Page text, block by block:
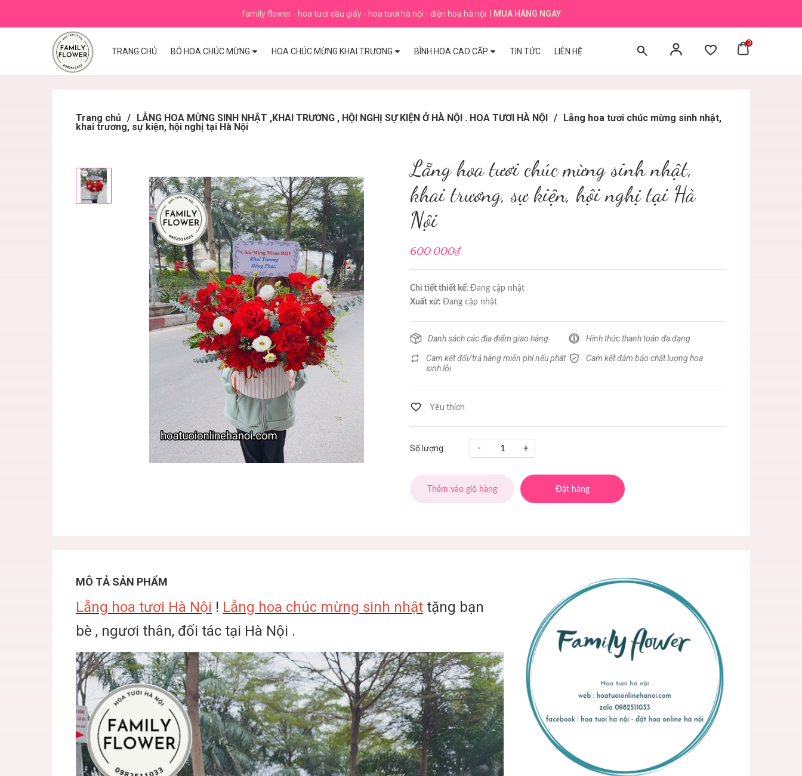
family flower - hoa tươi cầu giấy - hoa tươi hà nội - điện hoa hà nội MUA HÀNG NGAY
TRANG CHỦ BÓ HOA CHÚC MỪNG HOA CHÚC MỪNG KHAI TRƯƠNG BÌNH HOA CAO CẤP TIN TỨC LIÊN HỆ
0
Trang chủ / LẴNG HOA MỪNG SINH NHẬT ,KHAI TRƯƠNG , HỘI NGHỊ SỰ KIỆN Ở HÀ NỘI . HOA TƯƠI HÀ NỘI / Lẵng hoa tươi chúc mừng sinh nhật,
khai trương, sự kiện, hội nghị tại Hà Nội
Lẵng hoa tươi chúc mừng sinh nhật,
khai trương, sự kiện, hội nghị tại Hà
Nội
600.000₫
Chi tiết thiết kế: Đang cập nhật
Xuất xứ: Đang cập nhật
Danh sách các địa điểm giao hàng Hình thức thanh toán đa dạng
Cam kết đổi/trả hàng miễn phí nếu phát
sinh lỗi
Cam kết đảm bảo chất lượng hoa
Số lượng: - +
Thêm vào giỏ hàng Đặt hàng
MÔ TẢ SẢN PHẨM
Lẵng hoa tươi Hà Nội ! Lẵng hoa chúc mừng sinh nhật tặng bạn
bè , ngươi thân, đối tác tại Hà Nội .